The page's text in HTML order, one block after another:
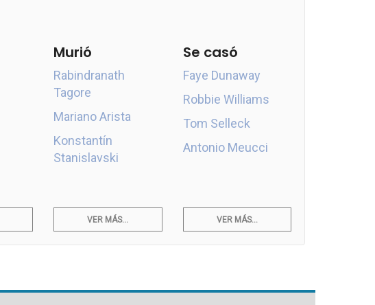
Murió
Rabindranath
Tagore
Mariano Arista
Konstantín
Stanislavski
Se casó
Faye Dunaway
Robbie Williams
Tom Selleck
Antonio Meucci
VER MÁS... VER MÁS...